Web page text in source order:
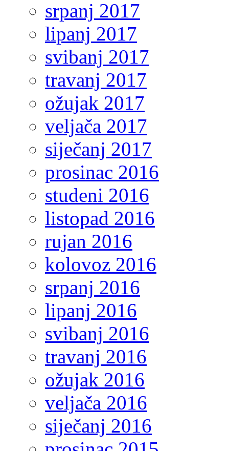
srpanj 2017
lipanj 2017
svibanj 2017
travanj 2017
ožujak 2017
veljača 2017
siječanj 2017
prosinac 2016
studeni 2016
listopad 2016
rujan 2016
kolovoz 2016
srpanj 2016
lipanj 2016
svibanj 2016
travanj 2016
ožujak 2016
veljača 2016
siječanj 2016